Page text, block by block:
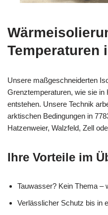
Temperaturen
Unsere maßgeschneiderten
Grenztemperaturen, wie sie
entstehen. Unsere Technik
arktischen Bedingungen in
Hatzenweier, Walzfeld, Zell
Ihre Vorteile im
Tauwasser? Kein Thema –
Verlässlicher Schutz bis in